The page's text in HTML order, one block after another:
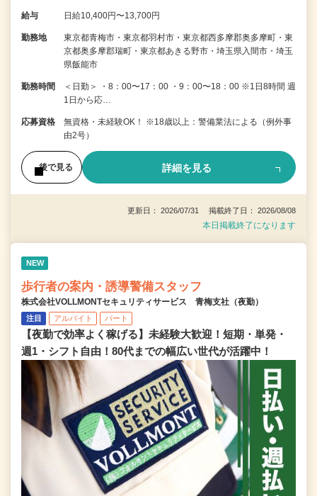
給与 日給10,400円〜13,700円
勤務地
東京都青梅市・東京都羽村市・東京都西多摩郡奥多摩町・東
京都奥多摩郡瑞町・東京都あきる野市・埼玉県入間市・埼玉
県飯能市
勤務時間
＜日勤＞ ・8：00〜17：00 ・9：00〜18：00 ※1日8時間 週
1日から応…
応募資格
無資格・未経験OK！ ※18歳以上：警備業法による（例外事
由2号）
後で見る 詳細を見る
更新日： 2026/07/31 掲載終了日： 2026/08/08
本日掲載終了になります
NEW
歩行者の案内・誘導警備スタッフ
株式会社VOLLMONTセキュリティサービス 青梅支社（夜勤）
注目 アルバイト パート
【夜勤で効率よく稼げる】未経験大歓迎！短期・単発・
週1・シフト自由！80代までの幅広い世代が活躍中！